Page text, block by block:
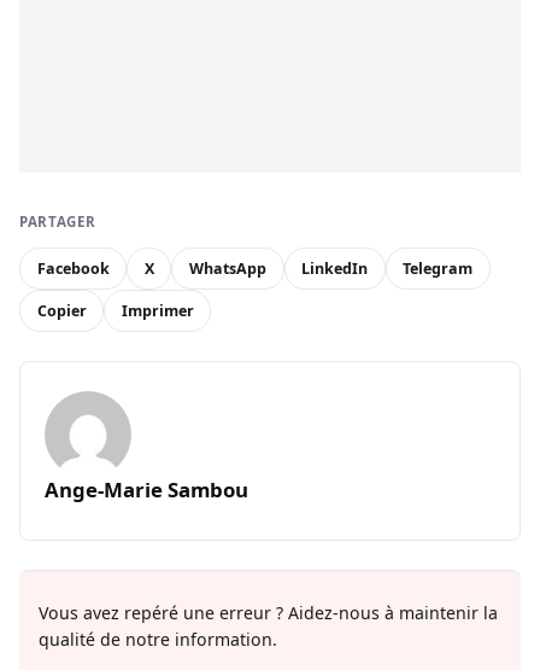
PARTAGER
Facebook X WhatsApp LinkedIn Telegram
Copier Imprimer
Ange-Marie Sambou
Vous avez repéré une erreur ? Aidez-nous à maintenir la
qualité de notre information.